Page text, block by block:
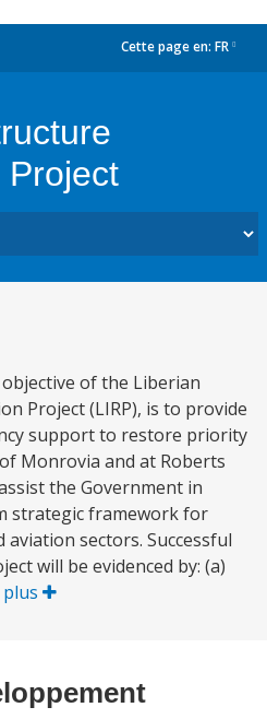
Cette page en: FR
Project
of the Liberian
Project (LIRP), is to provide
support to restore priority
Monrovia and at Roberts
the Government in
strategic framework for
sectors. Successful
will be evidenced by: (a)